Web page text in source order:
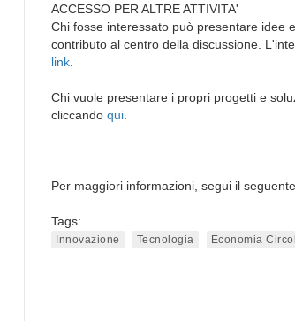
ACCESSO PER ALTRE ATTIVITA'
Chi fosse interessato può presentare idee
contributo al centro della discussione.
link
Chi vuole presentare i propri progetti e
cliccando qui
Per maggiori informazioni, segui il seguente
Tags:
Innovazione Tecnologia Economia